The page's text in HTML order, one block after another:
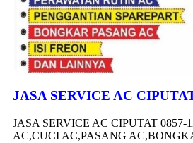
JASA SERVICE AC
JASA SERVICE AC CIPUTAT 0857-
AC,CUCI AC,PASANG